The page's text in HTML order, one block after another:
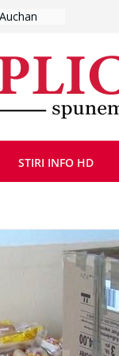
de
august
Uricani.
din
STIRI INFO HD